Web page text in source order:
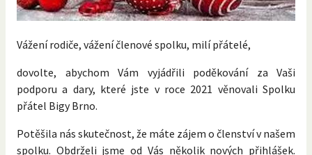
Vážení rodiče, vážení členové spolku, milí přátelé,
dovolte, abychom Vám vyjádřili poděkování za Vaši
podporu a dary, které jste v roce 2021 věnovali Spolku
přátel Bigy Brno.
Potěšila nás skutečnost, že máte zájem o členství v našem
spolku. Obdrželi jsme od Vás několik nových přihlášek.